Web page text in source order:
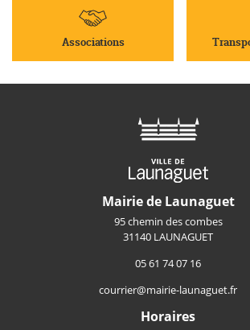
Associations
Mairie de Launaguet
95 chemin des combes
31140 LAUNAGUET
05 61 74 07 16
courrier@mairie-launaguet.fr
Horaires